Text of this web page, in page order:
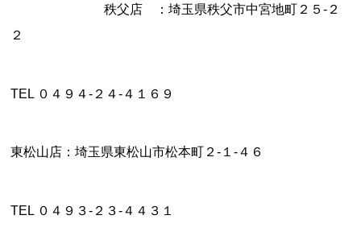
秩父店 ：埼玉県秩父市中宮地町２５‐２
２
TEL ０４９４-２４-４１６９
東松山店：埼玉県東松山市松本町２‐１‐４６
TEL ０４９３-２３-４４３１